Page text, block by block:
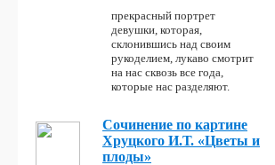
прекрасный портрет
девушки, которая,
склонившись над своим
рукоделием, лукаво смотрит
на нас сквозь все года,
которые нас разделяют.
Сочинение по картине
Хруцкого И.Т. «Цветы и
плоды»